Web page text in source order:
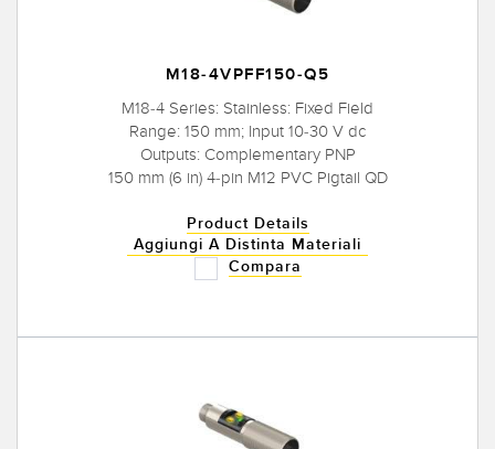
M18-4VPFF150-Q5
M18-4 Series: Stainless: Fixed Field
Range: 150 mm; Input 10-30 V dc
Outputs: Complementary PNP
150 mm (6 in) 4-pin M12 PVC Pigtail QD
Product Details
Aggiungi A Distinta Materiali
Compara